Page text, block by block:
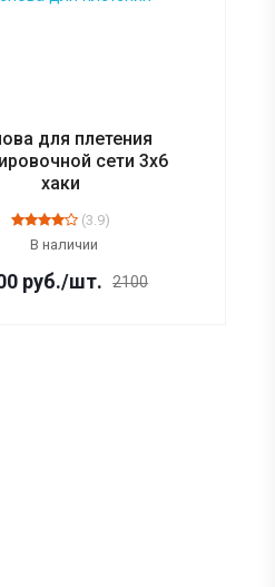
для плетения
сети 3х6
хаки
(3.9)
В наличии
руб./шт. 2100